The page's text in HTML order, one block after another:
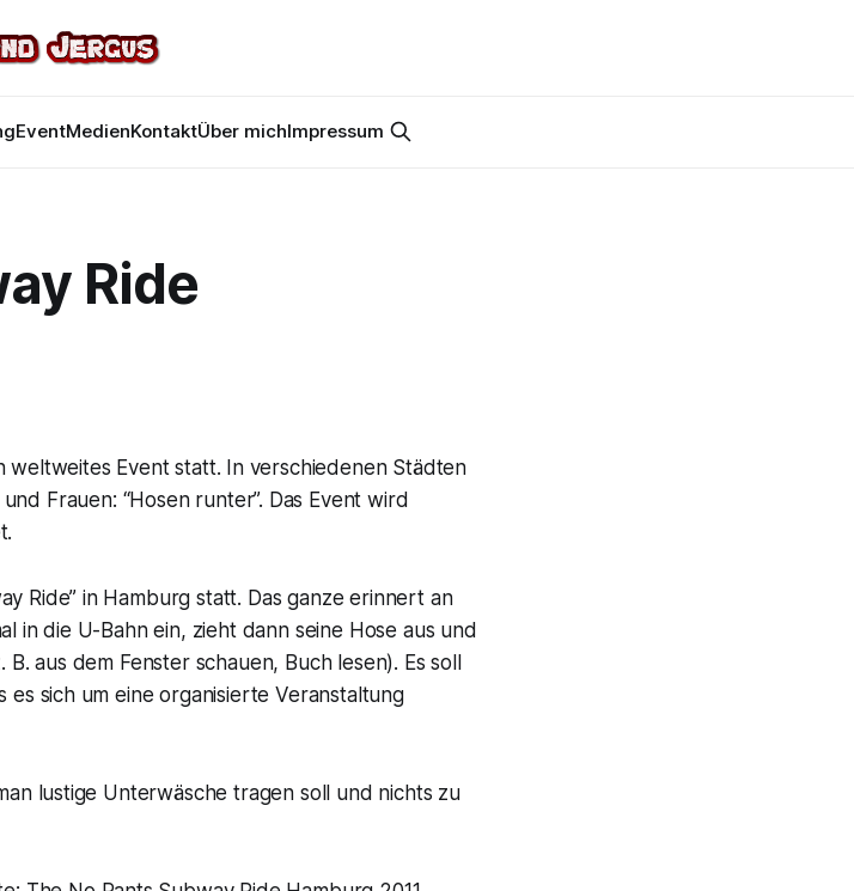
EventMedienKontaktÜber michImpressum
Ride
weltweites Event statt. In verschiedenen Städten
Frauen: “Hosen runter”. Das Event wird
Ride” in Hamburg statt. Das ganze erinnert an
in die U-Bahn ein, zieht dann seine Hose aus und
aus dem Fenster schauen, Buch lesen). Es soll
sich um eine organisierte Veranstaltung
lustige Unterwäsche tragen soll und nichts zu